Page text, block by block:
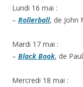
Lundi 16 mai :
– Rollerball, de John
Mardi 17 mai :
– Black Book, de
Mercredi 18 mai :